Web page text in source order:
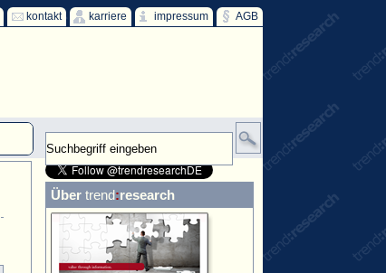
AGB
impressum
karriere
kontakt
Über trend:research